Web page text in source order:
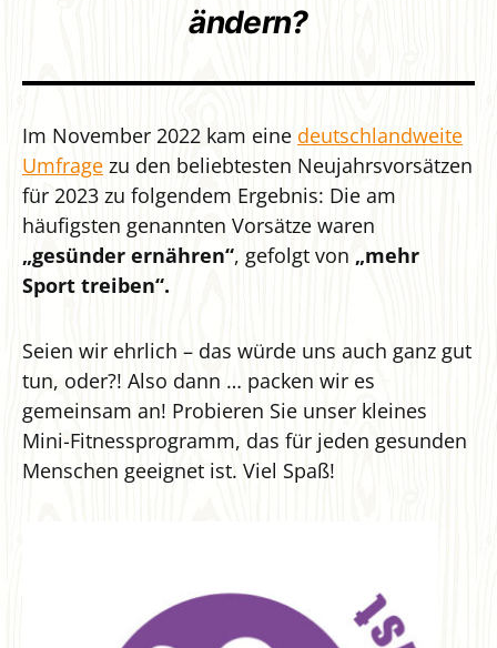
ändern?
Im November 2022 kam eine deutschlandweite
Umfrage zu den beliebtesten Neujahrsvorsätzen
für 2023 zu folgendem Ergebnis: Die am
häufigsten genannten Vorsätze waren
„gesünder ernähren“, gefolgt von „mehr
Sport treiben“.
Seien wir ehrlich – das würde uns auch ganz gut
tun, oder?! Also dann … packen wir es
gemeinsam an! Probieren Sie unser kleines
Mini-Fitnessprogramm, das für jeden gesunden
Menschen geeignet ist. Viel Spaß!